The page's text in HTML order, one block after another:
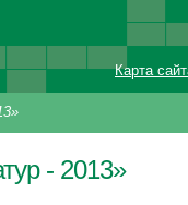
- 2013»
Карта